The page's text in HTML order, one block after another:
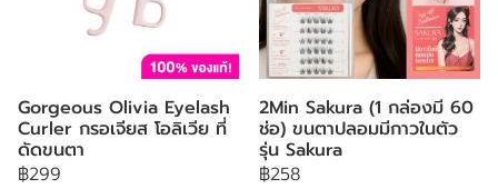
Gorgeous Olivia Eyelash
Curler กรอเจียส โอลิเวีย ที่
ดัดขนตา
฿299
2Min Sakura (1 กล่องมี 60
ช่อ) ขนตาปลอมมีกาวในตัว
รุ่น Sakura
฿258